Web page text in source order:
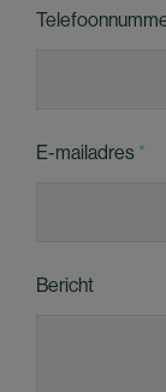
E-mailadres
Bericht